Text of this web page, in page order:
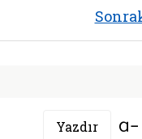
Yazdır